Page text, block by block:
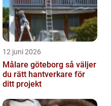
12 juni 2026
Målare göteborg så väljer
du rätt hantverkare för
ditt projekt